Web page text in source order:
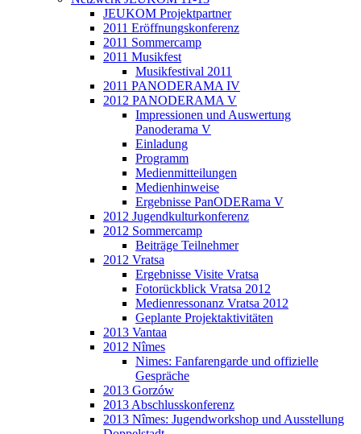
JEUKOM Projektpartner
2011 Eröffnungskonferenz
2011 Sommercamp
2011 Musikfest
Musikfestival 2011
2011 PANODERAMA IV
2012 PANODERAMA V
Impressionen und Auswertung
Panoderama V
Einladung
Programm
Medienmitteilungen
Medienhinweise
Ergebnisse PanODERama V
2012 Jugendkulturkonferenz
2012 Sommercamp
Beiträge Teilnehmer
2012 Vratsa
Ergebnisse Visite Vratsa
Fotorückblick Vratsa 2012
Medienressonanz Vratsa 2012
Geplante Projektaktivitäten
2013 Vantaa
2012 Nîmes
Nimes: Fanfarengarde und offizielle
Gespräche
2013 Gorzów
2013 Abschlusskonferenz
2013 Nîmes: Jugendworkshop und Ausstellung